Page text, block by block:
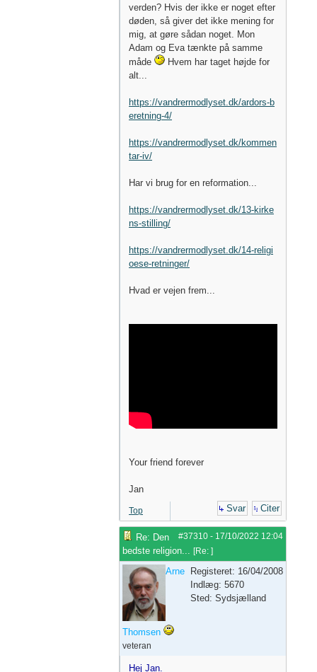
verden? Hvis der ikke er noget efter
døden, så giver det ikke mening for
mig, at gøre sådan noget. Mon
Adam og Eva tænkte på samme
måde
Hvem har taget højde for
alt...
https://vandrermodlyset.dk/ardors-b
eretning-4/
https://vandrermodlyset.dk/kommen
tar-iv/
Har vi brug for en reformation...
https://vandrermodlyset.dk/13-kirke
ns-stilling/
https://vandrermodlyset.dk/14-religi
oese-retninger/
Hvad er vejen frem...
Your friend forever
Jan
Top Svar Citer
#37310 - 17/10/2022 12:04
Re: Den
bedste religion... [Re: ]
Arne
Thomsen
veteran
Registeret: 16/04/2008
Indlæg: 5670
Sted: Sydsjælland
Hej Jan.